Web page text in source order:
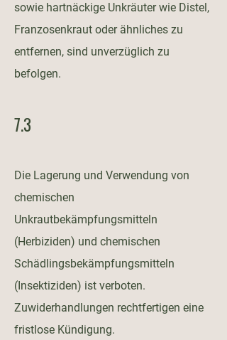
sowie hartnäckige Unkräuter wie Distel,
Franzosenkraut oder ähnliches zu
entfernen, sind unverzüglich zu
befolgen.
7.3
Die Lagerung und Verwendung von
chemischen
Unkrautbekämpfungsmitteln
(Herbiziden) und chemischen
Schädlingsbekämpfungsmitteln
(Insektiziden) ist verboten.
Zuwiderhandlungen rechtfertigen eine
fristlose Kündigung.